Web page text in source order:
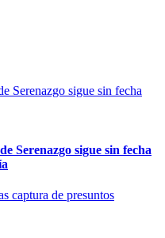
Serenazgo sigue sin fecha